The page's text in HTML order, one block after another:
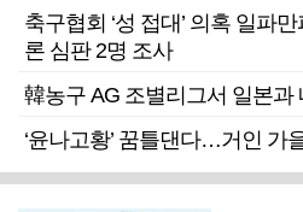
축구협회 ‘성 접대’ 의혹 일파
론 심판 2명 조사
韓농구 AG 조별리그서 일본과
‘윤나고황’ 꿈틀댄다…거인 가